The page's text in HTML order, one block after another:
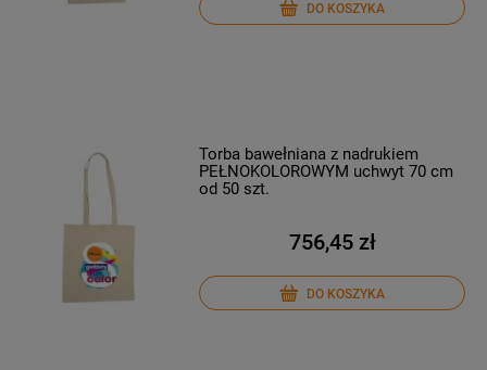
DO KOSZYKA
Torba bawełniana z nadrukiem
PEŁNOKOLOROWYM uchwyt 70 cm
od 50 szt.
756,45 zł
DO KOSZYKA